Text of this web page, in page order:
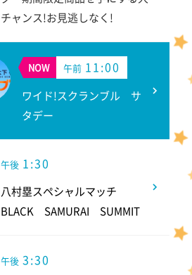
チャンス!お見逃しなく!
NOW 午前 11:00
ワイド!スクランブル サ
タデー
午後 1:30
八村塁スペシャルマッチ
BLACK SAMURAI SUMMIT
午後 3:30